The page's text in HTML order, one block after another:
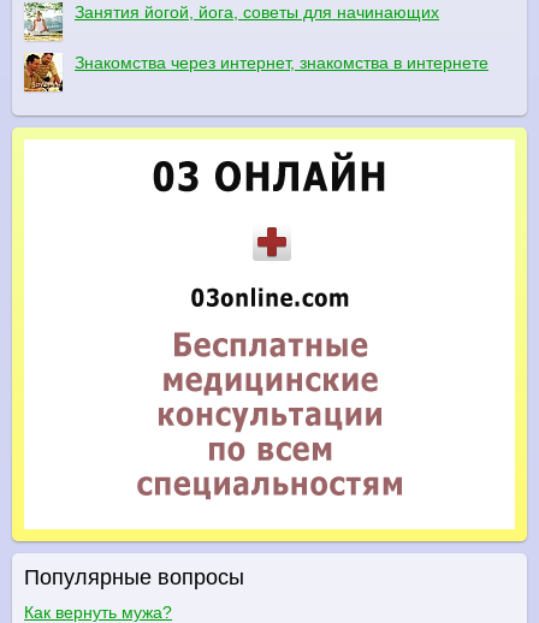
Занятия йогой, йога, советы для начинающих
Знакомства через интернет, знакомства в интернете
Популярные вопросы
Как вернуть мужа?